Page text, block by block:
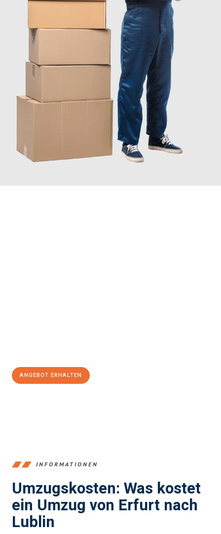
ANGEBOT ERHALTEN
INFORMATIONEN
Umzugskosten: Was kostet
ein Umzug von Erfurt nach
Lublin